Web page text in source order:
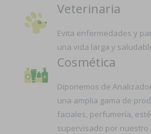
Veterinaria
Evita enfermedades y
una vida larga y
Cosmética
Diponemos de
una amplia gama de
faciales, perfumería,
supervisado por